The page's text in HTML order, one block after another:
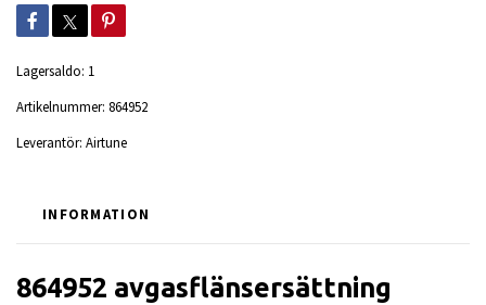
Lagersaldo: 1
Artikelnummer: 864952
Leverantör: Airtune
INFORMATION
864952 avgasflänsersättning